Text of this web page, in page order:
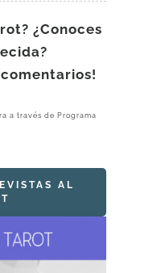
¿Conoces
a través de Programa
AL